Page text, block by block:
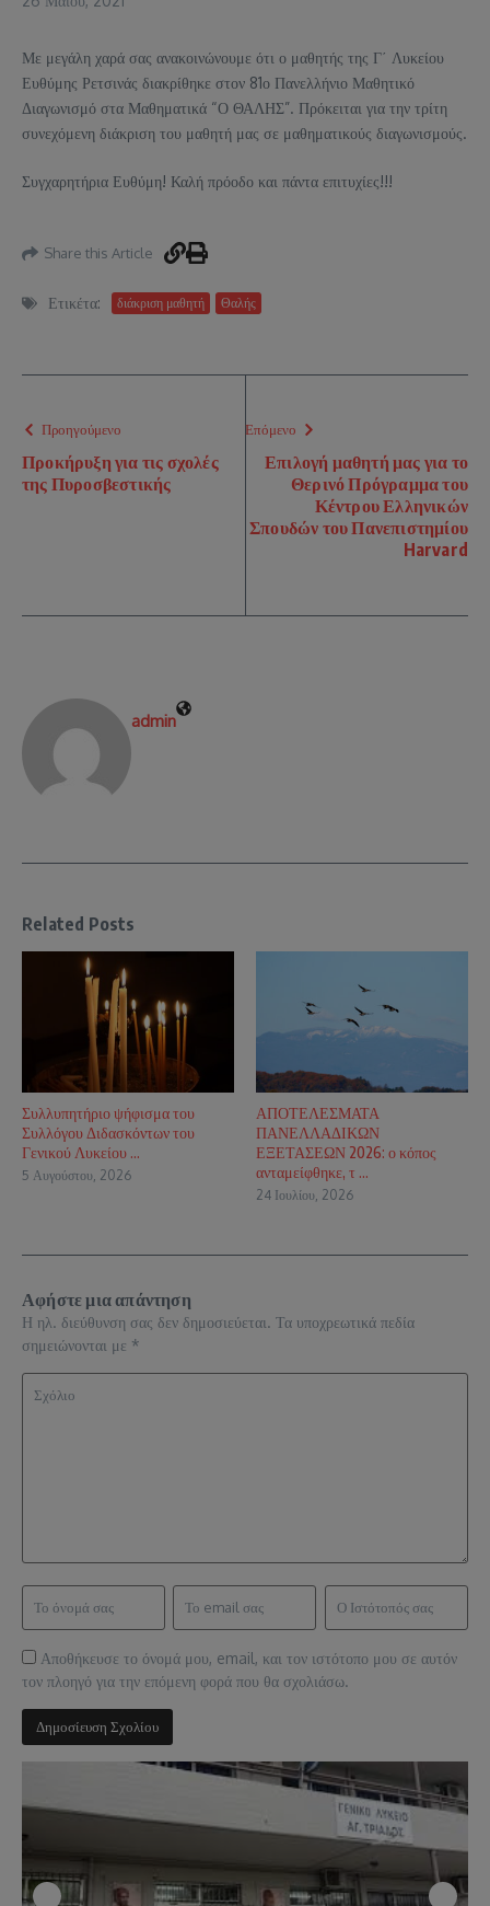
Με μεγάλη χαρά σας ανακοινώνουμε ότι ο μαθητής της Γ΄ Λυκείου
Ευθύμης Ρετσινάς διακρίθηκε στον 81ο Πανελλήνιο Μαθητικό
Διαγωνισμό στα Μαθηματικά “Ο ΘΑΛΗΣ”. Πρόκειται για την τρίτη
συνεχόμενη διάκριση του μαθητή μας σε μαθηματικούς διαγωνισμούς.
Συγχαρητήρια Ευθύμη! Καλή πρόοδο και πάντα επιτυχίες!!!
Share this Article
Ετικέτα: διάκριση μαθητή Θαλής
Προηγούμενο
Προκήρυξη για τις σχολές
της Πυροσβεστικής
Επόμενο
Επιλογή μαθητή μας για το
Θερινό Πρόγραμμα του
Κέντρου Ελληνικών
Σπουδών του Πανεπιστημίου
Harvard
admin
Related Posts
Συλλυπητήριο ψήφισμα του
Συλλόγου Διδασκόντων του
Γενικού Λυκείου ...
5 Αυγούστου, 2026
ΑΠΟΤΕΛΕΣΜΑΤΑ
ΠΑΝΕΛΛΑΔΙΚΩΝ
ΕΞΕΤΑΣΕΩΝ 2026: ο κόπος
ανταμείφθηκε, τ ...
24 Ιουλίου, 2026
Αφήστε μια απάντηση
Η ηλ. διεύθυνση σας δεν δημοσιεύεται. Τα υποχρεωτικά πεδία
σημειώνονται με *
Αποθήκευσε το όνομά μου, email, και τον ιστότοπο μου σε αυτόν
τον πλοηγό για την επόμενη φορά που θα σχολιάσω.